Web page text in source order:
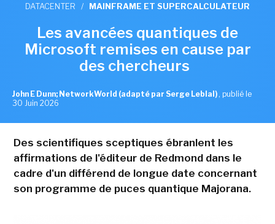
DATACENTER / MAINFRAME ET SUPERCALCULATEUR
Les avancées quantiques de
Microsoft remises en cause par
des chercheurs
John E Dunn; NetworkWorld (adapté par Serge Leblal) , publié le
30 Juin 2026
Des scientifiques sceptiques ébranlent les
affirmations de l'éditeur de Redmond dans le
cadre d'un différend de longue date concernant
son programme de puces quantique Majorana.